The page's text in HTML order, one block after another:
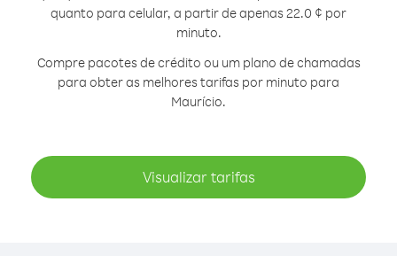
quanto para celular, a partir de apenas 22.0 ¢ por
minuto.
Compre pacotes de crédito ou um plano de chamadas
para obter as melhores tarifas por minuto para
Maurício.
Visualizar tarifas